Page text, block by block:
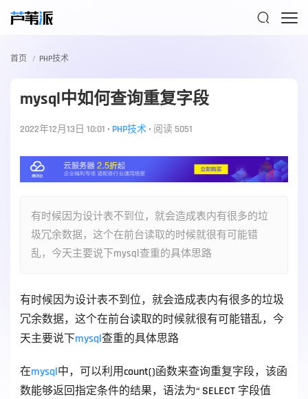

首页 PHP技术
mysql中如何查询重复字段
2022年12月13日 10:01 • PHP技术 • 阅读 5051
有时候因为设计表不到位，就会造成表内有很多的垃
圾冗余数据，这个在前台读取的时候就很有可能错
乱，今天主要说下mysql查重的具体思路
有时候因为设计表不到位，就会造成表内有很多的垃圾
冗余数据，这个在前台读取的时候就很有可能错乱，今
天主要说下mysql查重的具体思路
在mysql中，可以利用count()函数来查询重复字段，该函
数能够返回指定条件的结果，语法为“ SELECT 字段值